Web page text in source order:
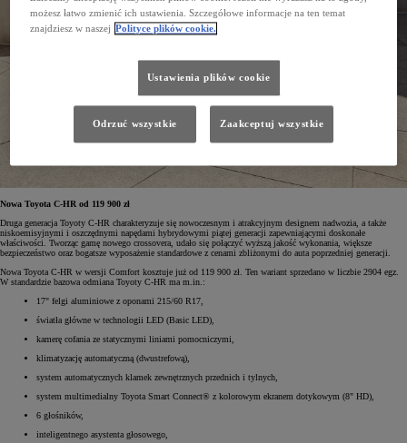
Nowa Toyota C-HR od 119 900 zł
Druga generacja Toyoty C-HR charakteryzuje się nowoczesnym i atrakcyjnym designem nadwozia, a także
niskoemisyjnymi i oszczędnymi napędami hybrydowymi piątej generacji zapewniającymi doskonałe
właściwości. Tworząc gamę nowego crossovera, udało się połączyć wyższą jakość wykonania, większe
bezpieczeństwo oraz bogatsze wyposażenie standardowe z cenami zbliżonymi do auta poprzedniej generacji.
Nowa Toyota C-HR w wersji Comfort kosztuje już od 119 900 zł. Ten wariant sprzedano w liczbie 2904 egz.
W standardzie bazowa odmiana Toyoty C-HR ma m.in.:
17" felgi aluminiowe z oponami 215/60 R17,
światła główne w technologii LED (Basic LED),
kamerę cofania ze statycznymi liniami pomocniczymi,
klimatyzację automatyczną (dwustrefową),
system automatycznych klamek zewnętrznych przednich i tylnych,
system multimedialny Toyota Smart Connect® z kolorowym ekranem dotykowym (8" HD),
6 głośników,
inteligentnego asystenta głosowego,
możesz łatwo zmienić ich ustawienia. Szczegółowe informacje na ten temat
znajdziesz w naszej Polityce plików cookie.
Ustawienia plików cookie
Odrzuć wszystkie Zaakceptuj wszystkie